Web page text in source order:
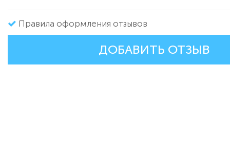
Правила оформления отзывов
ДОБАВИТЬ ОТЗЫВ